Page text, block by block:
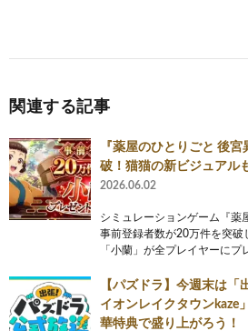
関連する記事
『薬屋のひとりごと 後
破！猫猫の新ビジュアル
2026.06.02
シミュレーションゲーム『薬
事前登録者数が20万件を突破
「小蘭」が全プレイヤーにプ
【パズドラ】今週末は
イオンレイクタウンkaze
華特典で盛り上がろう！